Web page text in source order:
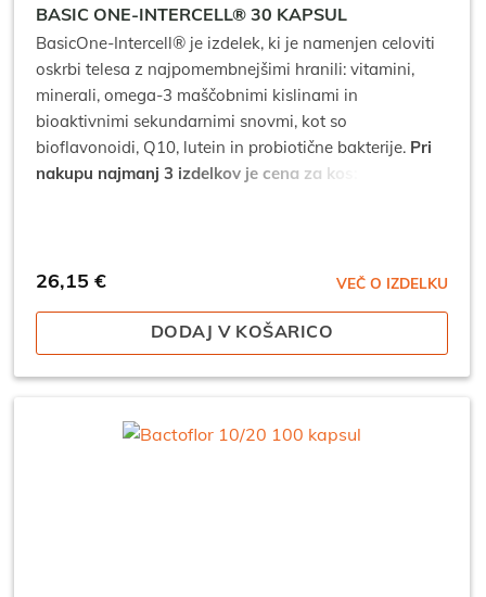
BASIC ONE-INTERCELL® 30 KAPSUL
BasicOne-Intercell® je izdelek, ki je namenjen celoviti
oskrbi telesa z najpomembnejšimi hranili: vitamini,
minerali, omega-3 maščobnimi kislinami in
bioaktivnimi sekundarnimi snovmi, kot so
bioflavonoidi, Q10, lutein in probiotične bakterije. Pri
nakupu najmanj 3 izdelkov je cena za kos: 23,54 €*
26,15 € VEČ O IZDELKU
DODAJ V KOŠARICO